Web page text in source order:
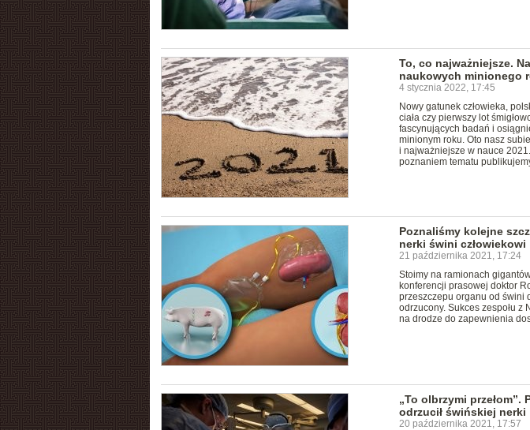
To, co najważniejsze.
naukowych minionego
4 stycznia 2022, 17:45
Nowy gatunek człowieka,
ciała czy pierwszy lot
fascynujących badań i
minionym roku. Oto nasz
i najważniejsze w nauce
poznaniem tematu
Poznaliśmy kolejne
nerki świni człowiekowi
21 października 2021, 17:24
Stoimy na ramionach
konferencji prasowej doktor
przeszczepu organu od świni
odrzucony. Sukces zespołu
na drodze do zapewnienia
„To olbrzymi
odrzucił świńskiej nerki
20 października 2021, 17:57